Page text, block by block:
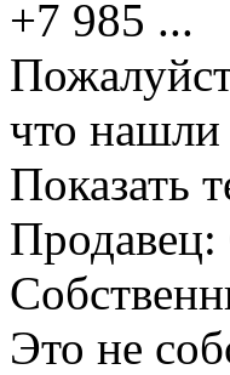
+7 985 ...
что нашли
Показать
Продавец:
Это не